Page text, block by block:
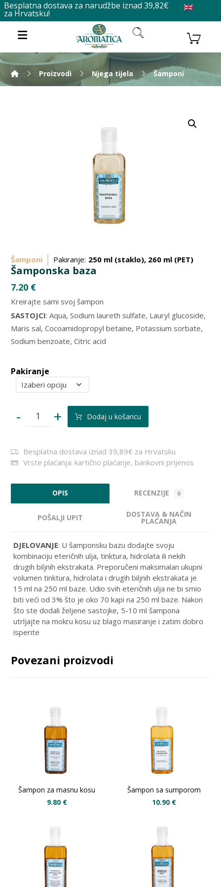
Besplatna dostava za narudžbe iznad 39,82€
za Hrvatsku!
Proizvodi Njega tijela Šamponi
Šamponi Pakiranje: 250 ml (staklo), 260 ml (PET)
Šamponska baza
7.20 €
Kreirajte sami svoj šampon
SASTOJCI: Aqua, Sodium laureth sulfate, Lauryl glucoside,
Maris sal, Cocoamidopropyl betaine, Potassium sorbate,
Sodium benzoate, Citric acid
Pakiranje
- + Dodaj u košaricu
Besplatna dostava iznad 39,89€ za Hrvatsku
Vrste plaćanja: kartično plaćanje, bankovni prijenos
OPIS RECENZIJE 0
POŠALJI UPIT DOSTAVA & NAČIN
PLAĆANJA
DJELOVANJE: U šamponsku bazu dodajte svoju
kombinaciju eteričnih ulja, tinktura, hidrolata ili nekih
drugih biljnih ekstrakata. Preporučeni maksimalan ukupni
volumen tinktura, hidrolata i drugih biljnih ekstrakata je
15 ml na 250 ml baze. Udio svih eteričnih ulja ne bi smio
biti veći od 3% što je oko 70 kapi na 250 ml baze. Nakon
što ste dodali željene sastojke, 5-10 ml šampona
utrljajte na mokru kosu uz blago masiranje i zatim dobro
isperite
Povezani proizvodi
Šampon za masnu kosu
9.80 €
Šampon sa sumporom
10.90 €